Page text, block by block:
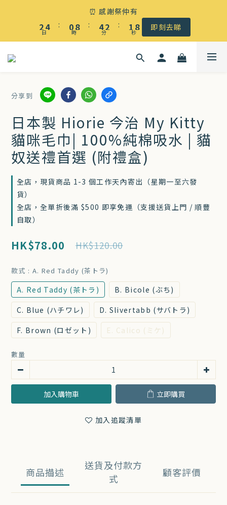
☀️ 盛夏感謝祭低至5折｜滿$500 全港免運
⏰ 感謝祭仲有
2
1
4
3
日
:
08
7
3
1
時
:
5
4
3
3
2
1
分
:
2
1
0
9
8
7
6
1
0
秒 即刻去睇
☀️ 盛夏感謝祭低至5折｜滿$500 全港免運
分享到
日本製 Hiorie 今治 My Kitty
貓咪毛巾| 100%純棉吸水 | 貓
奴送禮首選 (附禮盒)
全店，現貨商品 1-3 個工作天內寄出（星期一至六發
貨）
全店，全單折後滿 $500 即享免運（支援送貨上門 / 順豐
自取）
HK$78.00 HK$120.00
款式 : A. Red Taddy (茶トラ)
A. Red Taddy (茶トラ)
B. Bicole (ぶち)
C. Blue (ハチワレ)
D. Slivertabb (サバトラ)
F. Brown (ロゼット)
E. Calico (ミケ)
數量
加入購物車 立即購買
加入追蹤清單
商品描述
送貨及付款方
式
顧客評價